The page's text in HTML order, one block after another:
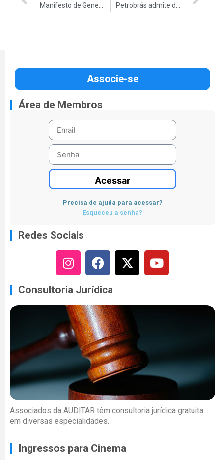
Associe-se
Área de Membros
Acessar
Precisa de ajuda para acessar?
Esqueceu a senha?
Redes Sociais
Consultoria Jurídica
Associados da AUDITAR têm consultoria jurídica gratuita
em diversas especialidades.
Ingressos para Cinema